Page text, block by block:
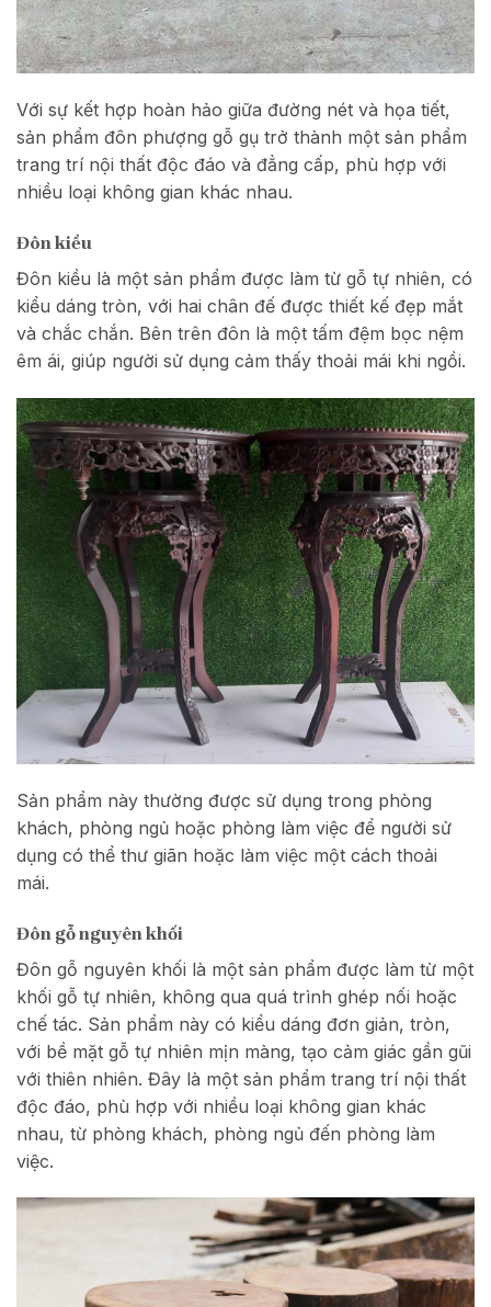
Với sự kết hợp hoàn hảo giữa đường nét và họa tiết,
sản phẩm đôn phượng gỗ gụ trở thành một sản phẩm
trang trí nội thất độc đáo và đẳng cấp, phù hợp với
nhiều loại không gian khác nhau.
Đôn kiều
Đôn kiều là một sản phẩm được làm từ gỗ tự nhiên, có
kiểu dáng tròn, với hai chân đế được thiết kế đẹp mắt
và chắc chắn. Bên trên đôn là một tấm đệm bọc nệm
êm ái, giúp người sử dụng cảm thấy thoải mái khi ngồi.
Sản phẩm này thường được sử dụng trong phòng
khách, phòng ngủ hoặc phòng làm việc để người sử
dụng có thể thư giãn hoặc làm việc một cách thoải
mái.
Đôn gỗ nguyên khối
Đôn gỗ nguyên khối là một sản phẩm được làm từ một
khối gỗ tự nhiên, không qua quá trình ghép nối hoặc
chế tác. Sản phẩm này có kiểu dáng đơn giản, tròn,
với bề mặt gỗ tự nhiên mịn màng, tạo cảm giác gần gũi
với thiên nhiên. Đây là một sản phẩm trang trí nội thất
độc đáo, phù hợp với nhiều loại không gian khác
nhau, từ phòng khách, phòng ngủ đến phòng làm
việc.